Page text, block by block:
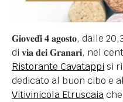
𝐆𝐢𝐨𝐯𝐞𝐝𝐢̀ 𝟒 𝐚𝐠𝐨𝐬𝐭𝐨, dalle
di 𝐯𝐢𝐚 𝐝𝐞𝐢 𝐆𝐫𝐚𝐧𝐚𝐫𝐢, nel
Ristorante Cavatappi si
dedicato al buon cibo e
Vitivinicola Etruscaia